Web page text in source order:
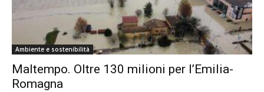
Ambiente e sostenibilità
Maltempo. Oltre 130 milioni per l’Emilia-
Romagna